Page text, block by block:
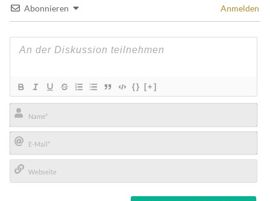
Abonnieren Anmelden
{} [+]
Name*
E-
Mail*